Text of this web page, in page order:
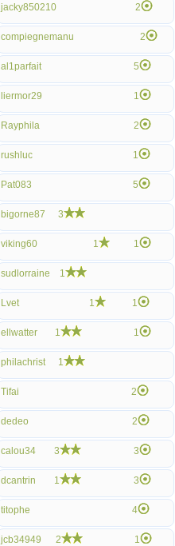
jacky850210 2
compiegnemanu 2
al1parfait 5
liermor29 1
Rayphila 2
rushluc 1
Pat083 5
bigorne87 3
viking60 1 1
sudlorraine 1
Lvet 1 1
ellwatter 1 1
philachrist 1
Tifai 2
dedeo 2
calou34 3 3
dcantrin 1 3
titophe 4
jcb34949 2 1